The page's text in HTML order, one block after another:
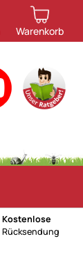
Warenkorb
Kostenlose
Rücksendung